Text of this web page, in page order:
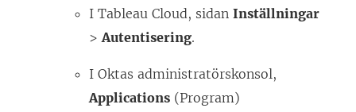
I Tableau Cloud, sidan Inställningar
> Autentisering.
I Oktas administratörskonsol,
Applications (Program)